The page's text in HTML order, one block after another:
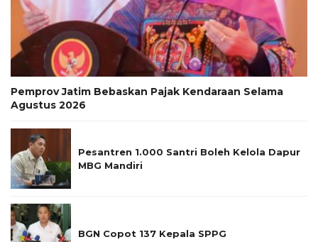
Pemprov Jatim Bebaskan Pajak Kendaraan Selama
Agustus 2026
Pesantren 1.000 Santri Boleh Kelola Dapur
MBG Mandiri
BGN Copot 137 Kepala SPPG